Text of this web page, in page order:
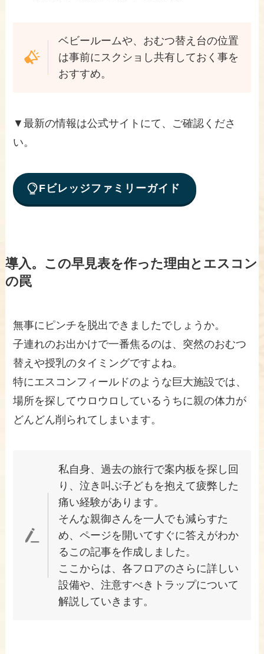
ベビールームや、おむつ替え台の位置
は事前にスクショし共有しておく事を
おすすめ。
▼最新の情報は公式サイトにて、ご確認くださ
い。
Fビレッジファミリーガイド
導入。この早見表を作った理由とエスコン
の罠
無事にピンチを脱出できましたでしょうか。
子連れのお出かけで一番焦るのは、突然のおむつ
替えや授乳のタイミングですよね。
特にエスコンフィールドのような巨大施設では、
場所を探してウロウロしているうちに親の体力が
どんどん削られてしまいます。
私自身、過去の旅行で案内板を探し回
り、泣き叫ぶ子どもを抱えて疲弊した
痛い経験があります。
そんな親御さんを一人でも減らすた
め、ページを開いてすぐに答えがわか
るこの記事を作成しました。
ここからは、各フロアのさらに詳しい
設備や、注意すべきトラップについて
解説していきます。